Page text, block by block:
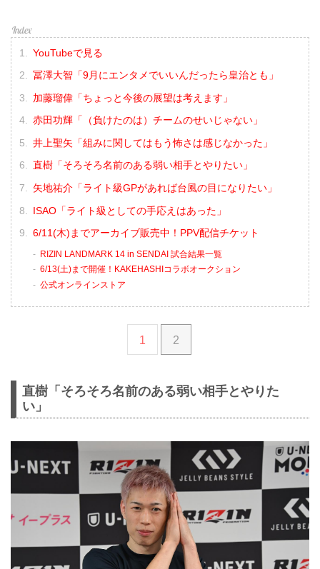
YouTubeで見る
冨澤大智「9月にエンタメでいいんだったら皇治とも」
加藤瑠偉「ちょっと今後の展望は考えます」
赤田功輝「（負けたのは）チームのせいじゃない」
井上聖矢「組みに関してはもう怖さは感じなかった」
直樹「そろそろ名前のある弱い相手とやりたい」
矢地祐介「ライト級GPがあれば台風の目になりたい」
ISAO「ライト級としての手応えはあった」
6/11(木)までアーカイブ販売中！PPV配信チケット
RIZIN LANDMARK 14 in SENDAI 試合結果一覧
6/13(土)まで開催！KAKEHASHIコラボオークション
公式オンラインストア
1 2
直樹「そろそろ名前のある弱い相手とやりた
い」